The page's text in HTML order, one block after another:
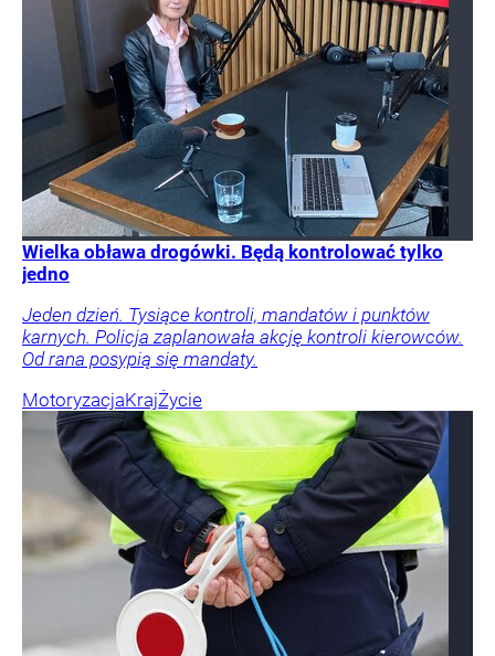
Wielka obława drogówki. Będą kontrolować tylko
jedno
Jeden dzień. Tysiące kontroli, mandatów i punktów
karnych. Policja zaplanowała akcję kontroli kierowców.
Od rana posypią się mandaty.
MotoryzacjaKrajŻycie